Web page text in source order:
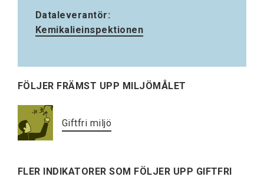
Dataleverantör:
Kemikalieinspektionen
FÖLJER FRÄMST UPP MILJÖMÅLET
Giftfri miljö
FLER INDIKATORER SOM FÖLJER UPP GIFTFRI